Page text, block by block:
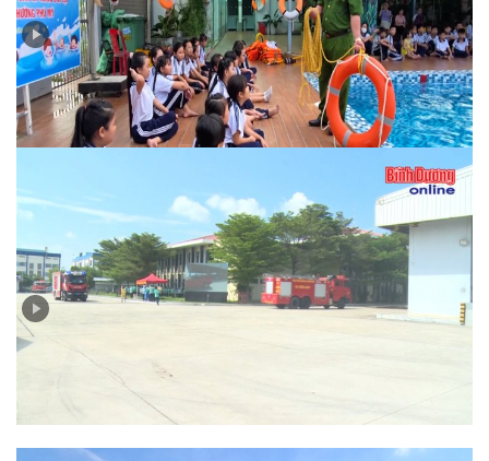
Bản tin PCCC số 2-2025: Phòng ngừa đuối nước cho
trẻ em trong dịp hè
Bản tin PCCC và CNCH (số 6-2024): Phát huy sức
mạnh tổng hợp thông qua diễn tập ứng phó sự cố môi
trường do cháy, nổ